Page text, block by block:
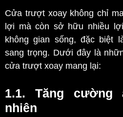
Cửa trượt xoay không chỉ
lợi mà còn sở hữu nhiều
không gian sống, đặc biệt
sang trọng. Dưới đây là
cửa trượt xoay mang lại:
1.1. Tăng cường
nhiên